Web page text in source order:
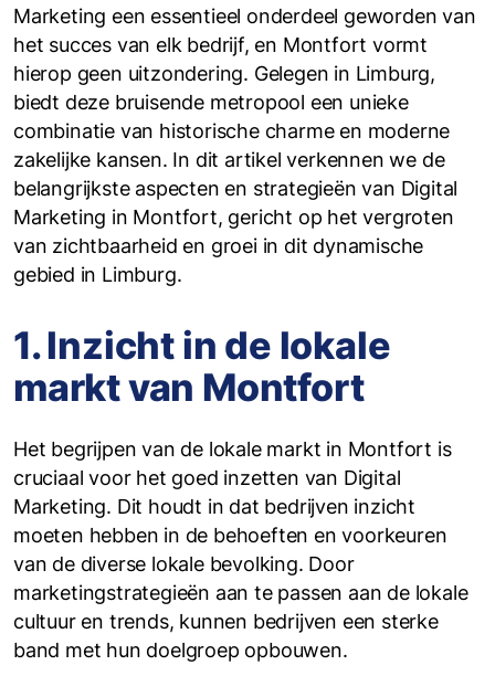
Marketing een essentieel onderdeel geworden van
het succes van elk bedrijf, en Montfort vormt
hierop geen uitzondering. Gelegen in Limburg,
biedt deze bruisende metropool een unieke
combinatie van historische charme en moderne
zakelijke kansen. In dit artikel verkennen we de
belangrijkste aspecten en strategieën van Digital
Marketing in Montfort, gericht op het vergroten
van zichtbaarheid en groei in dit dynamische
gebied in Limburg.
1. Inzicht in de lokale
markt van Montfort
Het begrijpen van de lokale markt in Montfort is
cruciaal voor het goed inzetten van Digital
Marketing. Dit houdt in dat bedrijven inzicht
moeten hebben in de behoeften en voorkeuren
van de diverse lokale bevolking. Door
marketingstrategieën aan te passen aan de lokale
cultuur en trends, kunnen bedrijven een sterke
band met hun doelgroep opbouwen.